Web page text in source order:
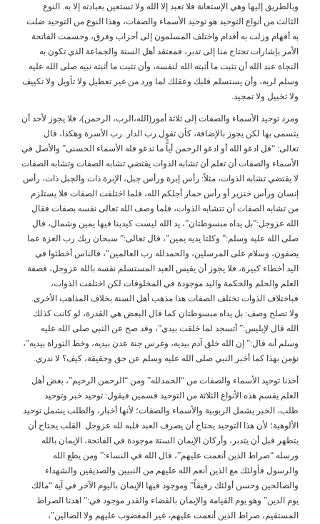
وبالطريق إليها وهي الإستعانة فلا تعبد إلا الله ولا تستعين بعبادته إلا به. النوع
الثالث من أنواع التوحيد هو توحيد الأسماء والصفات، وهذا النوع من التوحيد ضلت
به أفهام وزلت به أقدام واختلف المسلمون إلى أحزاب وفرق، وحسمت الفاتحة
الأمر بإشارات تحتاج منا إلى تدبر، فمعتقد أهل السنة والجماعة الذي تكون به
النجاة عند الله أن تثبت ما أثبته الله لنفسه، وأن تثبت ما أثبته نبيه صلى الله عليه
وسلم لربه، وأن يستسلم قلبك وعقلك لما ورد من غير تعطيل ولا تأويل ولا تكييف
ولا تخييل ولا تمجيد.
ومرد توحيد الأسماء والصفات إلى ثلاثة أمور(الله،الرب، الرحمن)، فلا يجوز لأحد أن
يتسمى بها لكن يجوز بالإضافة، كأن تقول رب الدار..رب الأسرة وهكذا، قال
تعالى: “قل ادعو الله أو ادعو الرحمن أياًّ ما تدعو فله الأسماء الحسنى” والأصل في
الأسماء والصفات أن تعلم أن تشابه الذوات يقتضي تشابه الصفات وتشابه الصفات
لا يقتضي تشابه الذوات، مثلاً: رأس إبرة ورأس جبل، الإبرة ذات والجبل ذات، رأس
إنسان ورأس خنزير أو رأس حمار أجلكم الله، فلما اختلفت الصفات فلا يستلزم
من تشابه الصفات أن تتشابه الذوات، فلما وصف الله تعالى نفسه بصفات فقال
الله عزوجل:”بل يداه مبسوطتان”، يد الله ليست كيدينا فيها يمين وشمال، قال
صلى الله عليه وسلم:” وكلتا يديه يمين”، قال تعالى:” سبحان ربك رب العزة عما
يصفون، وسلام على المرسلين، والحمدلله رب العالمين”، فالناس أخطئوا في
اليد أخطاء كبيرة، فلا يجوز أن يقيس العبد المستسلم نفسه بالله عزوجل، فصفة
العلم والحلم والحكمة واليد موجودة في المخلوقات لكن اختلفت الذوات،
فباختلاف الذوات تختلف الصفات هذا مذهب أهل السنة بخلاف المذاهب الأخرى.
ولا تصلح وصف: بل يداه مبسوطتان كما قال البعض هي القدرة، لو كانت كذلك
الله قال لإبليس:” أتسجد لما خلقت بيدي”، وقد صح عن النبي صلى الله عليه
وسلم أنه قال:” إن الله خلق آدم بيديه، وغرس جنة عدن بيديه، وخط التوراة بيديه”،
نؤمن بهذا كما أخبر النبي صلى الله عليه وسلم عن حق وحقيقة، كيف؟ لا ندري.
أخذنا توحيد الأسماء والصفات من “الحمدلله” ومن “الرحمن الرحيم”، بعض أهل
العلم يقسم هذه الأنواع الثلاثة من التوحيد قسمين فيقول: توحيد خبر وتوحيد
طلب، الخبر يشمل الربوبية والأسماء والصفات؛ لأنها أخبار، والطلب يشمل توحيد
الألوهية؛ لأن هذا التوحيد يحتاج أن يصرف العبد قلبه لله عزوجل. القلب يحتاج أن
يتطهر قبل أن يتدبر، وأركان الإيمان الستة موجودة في الفاتحة، الإيمان بالله
ورسله “صراط الذين أنعمت عليهم”، قال الله في النساء:” ومن يطع الله
والرسول فأولئك مع الذين أنعم الله عليهم من النبيين والصديقين والشهداء
والصالحين وحسن أولئك رفيقاً” وموجود فيها الإيمان باليوم الآخر في آية “مالك
يوم الدين” وهو يوم القيامة والإيمان بالقضاء والقدر موجود في:” اهدنا الصراط
المستقيم، صراط الذين أنعمت عليهم، غير المغضوب عليهم ولا الضالين”،